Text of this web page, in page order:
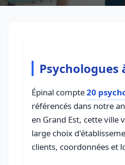
Psychologues
Épinal compte20
référencés dans notre
en Grand Est, cette ville
large choix
clients, coordonnées et